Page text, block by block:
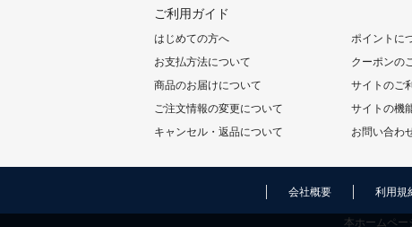
ご利用ガイド
はじめての方へ
お支払方法について
商品のお届けについて
ご注文情報の変更について
キャンセル・返品について
ポイントに
クーポンの
サイトのご
サイトの機
お問い合わ
会社概要 利用規
本ホームペー